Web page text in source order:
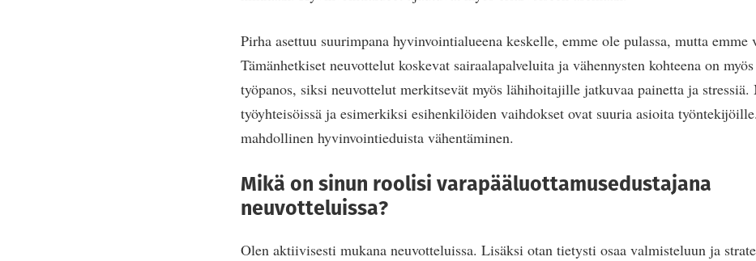
Pirha asettuu suurimpana hyvinvointialueena keskelle, emme ole pulassa, mutta emme
Tämänhetkiset neuvottelut koskevat sairaalapalveluita ja vähennysten kohteena on
työpanos, siksi neuvottelut merkitsevät myös lähihoitajille jatkuvaa painetta ja stressiä.
työyhteisöissä ja esimerkiksi esihenkilöiden vaihdokset ovat suuria asioita
mahdollinen hyvinvointieduista vähentäminen.
Mikä on sinun roolisi varapääluottamusedustajana
neuvotteluissa?
Olen aktiivisesti mukana neuvotteluissa. Lisäksi otan tietysti osaa valmisteluun ja